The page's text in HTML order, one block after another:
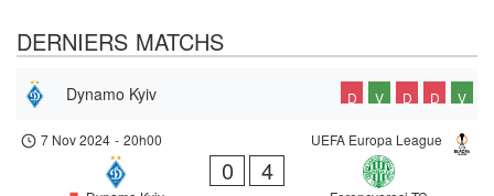
DERNIERS MATCHS
Dynamo Kyiv D V D D V
UEFA Europa League
7 Nov 2024 - 20h00
0 4